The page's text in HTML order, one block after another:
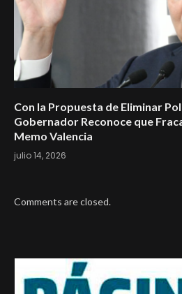
Con la Propuesta de Eliminar
Gobernador Reconoce que
Memo Valencia
julio 14, 2026
Comments are closed.